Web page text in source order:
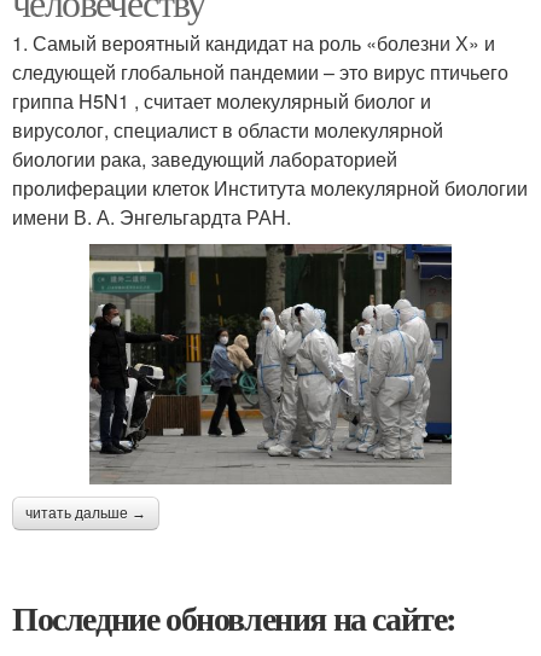
1. Самый вероятный кандидат на роль «болезни Х» и
следующей глобальной пандемии – это вирус птичьего
гриппа H5N1 , считает молекулярный биолог и
вирусолог, специалист в области молекулярной
биологии рака, заведующий лабораторией
пролиферации клеток Института молекулярной биологии
имени В. А. Энгельгардта РАН.
читать дальше →
Последние обновления на сайте: